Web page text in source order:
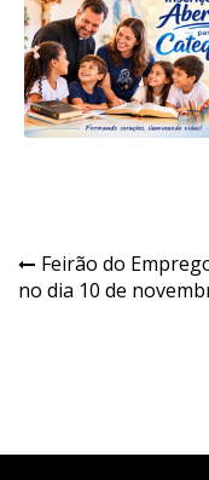
Navegação
de
Feirão do
no dia 10 de